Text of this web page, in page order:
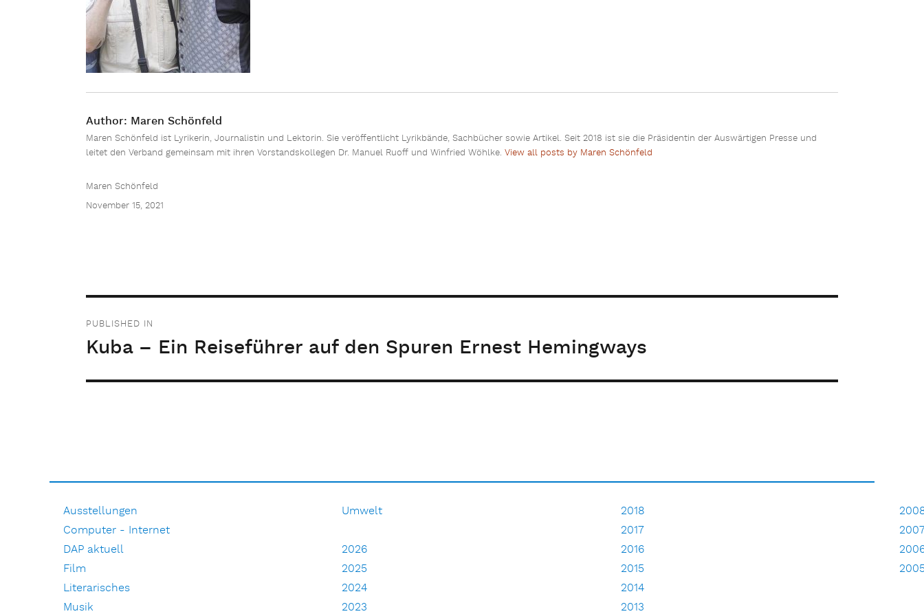
Author: Maren Schönfeld
Maren Schönfeld ist Lyrikerin, Journalistin und Lektorin. Sie veröffentlicht Lyrikbände, Sachbücher sowie Artikel. Seit 2018 ist sie die Präsidentin der Auswärtigen Presse und
leitet den Verband gemeinsam mit ihren Vorstandskollegen Dr. Manuel Ruoff und Winfried Wöhlke. View all posts by Maren Schönfeld
Maren Schönfeld
November 15, 2021
Beitragsnavigation
PUBLISHED IN
Kuba – Ein Reiseführer auf den Spuren Ernest Hemingways
Ausstellungen
Computer - Internet
DAP aktuell
Film
Literarisches
Musik
Umwelt
2026
2025
2024
2023
2018
2017
2016
2015
2014
2013